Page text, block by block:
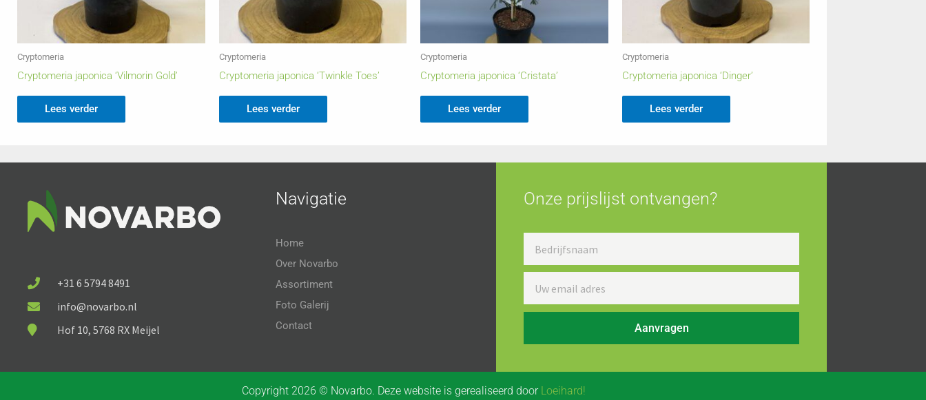
Cryptomeria
Cryptomeria japonica ‘Vilmorin Gold’
Lees verder
Cryptomeria
Cryptomeria japonica ‘Twinkle Toes’
Lees verder
Cryptomeria
Cryptomeria japonica ‘Cristata’
Lees verder
Cryptomeria
Cryptomeria japonica ‘Dinger’
Lees verder
+31 6 5794 8491
info@novarbo.nl
Hof 10, 5768 RX Meijel
Navigatie
Home
Over Novarbo
Assortiment
Foto Galerij
Contact
Onze prijslijst ontvangen?
Aanvragen
Copyright 2026 © Novarbo. Deze website is gerealiseerd door Loeihard!